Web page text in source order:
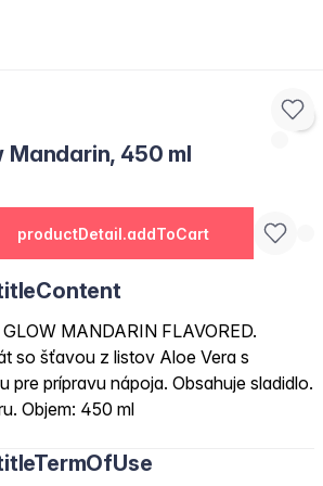
Mandarin, 450 ml
productDetail.addToCart
MANDARIN FLAVORED.
so šťavou z listov Aloe Vera s
pre prípravu nápoja. Obsahuje sladidlo.
Objem: 450 ml